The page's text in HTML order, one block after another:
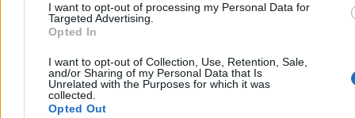
I want to opt-out of processing my Personal Data for
Targeted Advertising.
Opted In
I want to opt-out of Collection, Use, Retention, Sale,
and/or Sharing of my Personal Data that Is
Unrelated with the Purposes for which it was
collected.
Opted Out